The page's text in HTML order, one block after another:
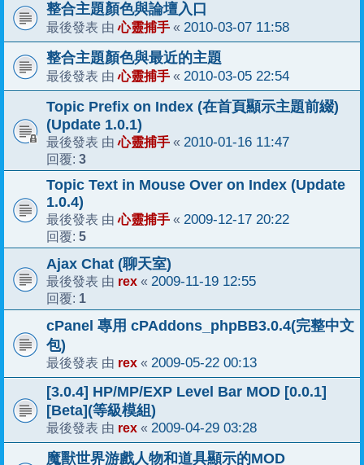
整合主題顏色與論壇入口
最後發表 由心靈捕手 « 2010-03-07 11:58
整合主題顏色與最近的主題
最後發表 由心靈捕手 « 2010-03-05 22:54
Topic Prefix on Index (在首頁顯示主題前綴)
(Update 1.0.1)
最後發表 由心靈捕手 « 2010-01-16 11:47
回覆: 3
Topic Text in Mouse Over on Index (Update
1.0.4)
最後發表 由心靈捕手 « 2009-12-17 20:22
回覆: 5
Ajax Chat (聊天室)
最後發表 由 rex « 2009-11-19 12:55
回覆: 1
cPanel 專用 cPAddons_phpBB3.0.4(完整中文
包)
最後發表 由 rex « 2009-05-22 00:13
[3.0.4] HP/MP/EXP Level Bar MOD [0.0.1]
[Beta](等級模組)
最後發表 由 rex « 2009-04-29 03:28
魔獸世界游戲人物和道具顯示的MOD